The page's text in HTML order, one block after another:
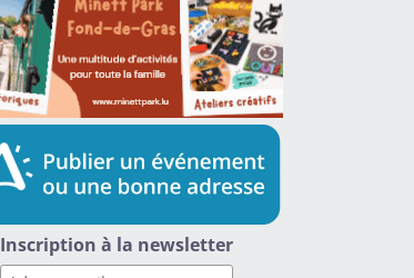
Inscription à la newsletter